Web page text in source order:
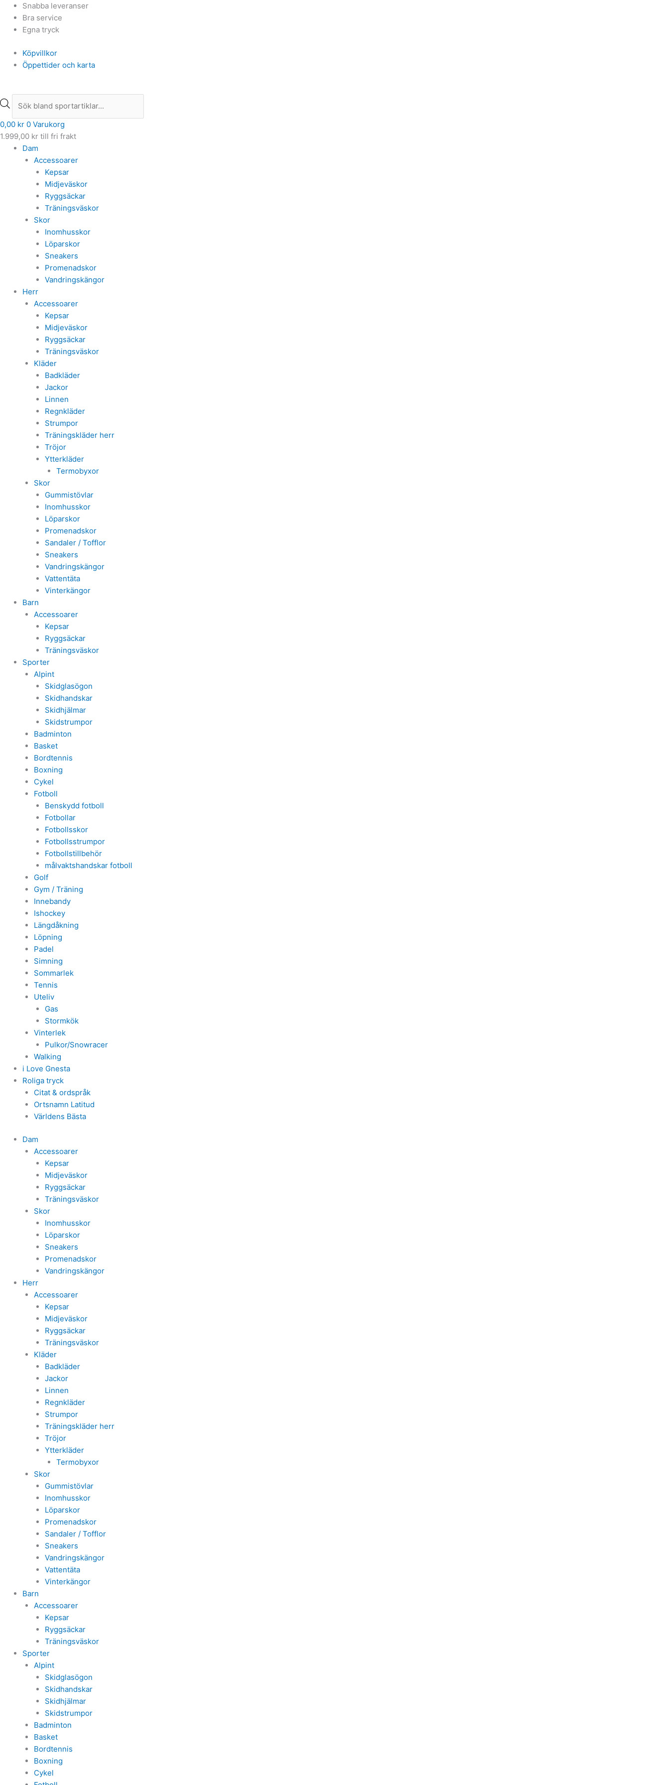
Hoppa
innehåll
Snabba leveranser
Bra service
Egna tryck
Köpvillkor
Öppettider och karta
Products
search
0,00 kr 0 Varukorg
1.999,00 kr till fri frakt
Dam
Accessoarer
Kepsar
Midjeväskor
Ryggsäckar
Träningsväskor
Skor
Inomhusskor
Löparskor
Sneakers
Promenadskor
Vandringskängor
Herr
Accessoarer
Kepsar
Midjeväskor
Ryggsäckar
Träningsväskor
Kläder
Badkläder
Jackor
Linnen
Regnkläder
Strumpor
Träningskläder herr
Tröjor
Ytterkläder
Termobyxor
Skor
Gummistövlar
Inomhusskor
Löparskor
Promenadskor
Sandaler / Tofflor
Sneakers
Vandringskängor
Vattentäta
Vinterkängor
Barn
Accessoarer
Kepsar
Ryggsäckar
Träningsväskor
Sporter
Alpint
Skidglasögon
Skidhandskar
Skidhjälmar
Skidstrumpor
Badminton
Basket
Bordtennis
Boxning
Cykel
Fotboll
Benskydd fotboll
Fotbollar
Fotbollsskor
Fotbollsstrumpor
Fotbollstillbehör
målvaktshandskar fotboll
Golf
Gym / Träning
Innebandy
Ishockey
Längdåkning
Löpning
Padel
Simning
Sommarlek
Tennis
Uteliv
Gas
Stormkök
Vinterlek
Pulkor/Snowracer
Walking
i Love Gnesta
Roliga tryck
Citat & ordspråk
Ortsnamn Latitud
Världens Bästa
Dam
Accessoarer
Kepsar
Midjeväskor
Ryggsäckar
Träningsväskor
Skor
Inomhusskor
Löparskor
Sneakers
Promenadskor
Vandringskängor
Herr
Accessoarer
Kepsar
Midjeväskor
Ryggsäckar
Träningsväskor
Kläder
Badkläder
Jackor
Linnen
Regnkläder
Strumpor
Träningskläder herr
Tröjor
Ytterkläder
Termobyxor
Skor
Gummistövlar
Inomhusskor
Löparskor
Promenadskor
Sandaler / Tofflor
Sneakers
Vandringskängor
Vattentäta
Vinterkängor
Barn
Accessoarer
Kepsar
Ryggsäckar
Träningsväskor
Sporter
Alpint
Skidglasögon
Skidhandskar
Skidhjälmar
Skidstrumpor
Badminton
Basket
Bordtennis
Boxning
Cykel
Products
search